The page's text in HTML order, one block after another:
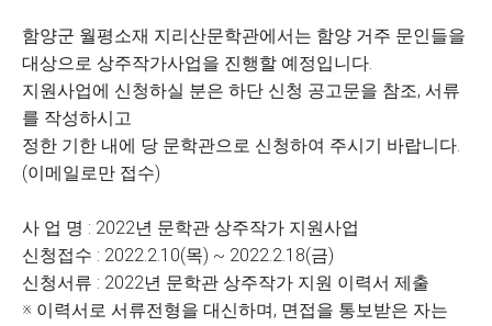
함양군 월평소재 지리산문학관에서는 함양 거주 문인들을
대상으로 상주작가사업을 진행할 예정입니다.
지원사업에 신청하실 분은 하단 신청 공고문을 참조, 서류
를 작성하시고
정한 기한 내에 당 문학관으로 신청하여 주시기 바랍니다.
(이메일로만 접수)
사 업 명 : 2022년 문학관 상주작가 지원사업
신청접수 : 2022.2.10(목) ~ 2022.2.18(금)
신청서류 : 2022년 문학관 상주작가 지원 이력서 제출
※ 이력서로 서류전형을 대신하며, 면접을 통보받은 자는